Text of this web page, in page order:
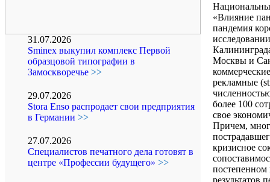
31.07.2026
Sminex выкупил комплекс Первой
образцовой типографии в
Замоскворечье >>
29.07.2026
Stora Enso распродает свои предприятия
в Германии >>
27.07.2026
Специалистов печатного дела готовят в
центре «Профессии будущего» >>
«Влияние
пандемия
Москвы и
рекламные
более 100
свое
Причем,
кризисное
постепенном
результатов